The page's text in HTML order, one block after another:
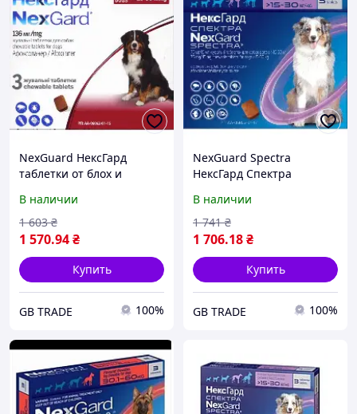
NexGuard НексГард
таблетки от блох и
50 кг) упаковка 3 таб
В наличии
1 570.94₴
1 603 ₴
Купить
GB TRADE 100%
NexGuard Spectra
НексГард Спектра
паразитов для собак L
(15-30 кг) упаковка 3 таб
В наличии
1 706.18₴
1 741 ₴
Купить
GB TRADE 100%